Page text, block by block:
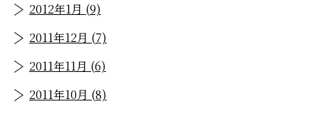
2012年1月 (9)
2011年12月 (7)
2011年11月 (6)
2011年10月 (8)